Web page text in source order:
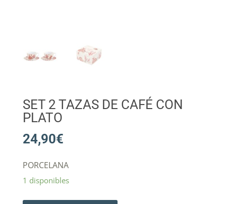
SET 2 TAZAS DE CAFÉ CON
PLATO
24,90€
PORCELANA
1 disponibles